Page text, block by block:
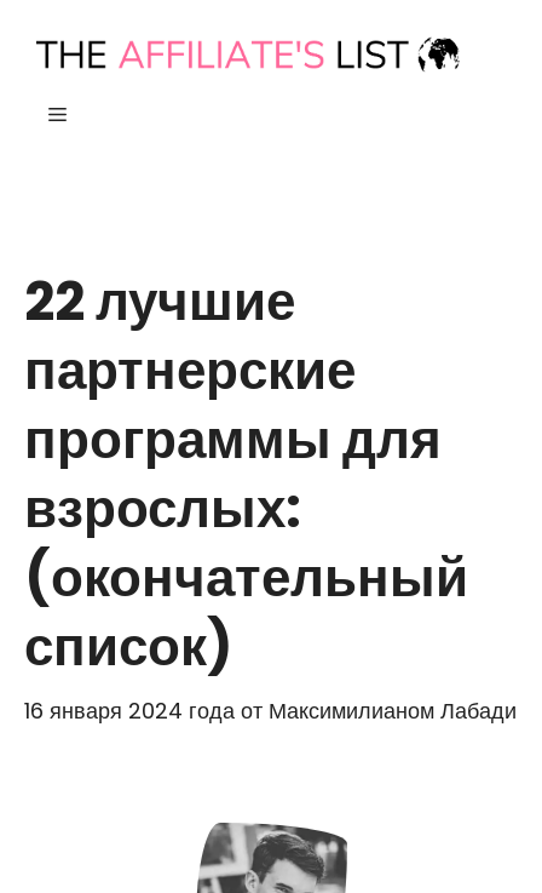
МЕНЮ
22 лучшие
партнерские
программы для
взрослых:
(окончательный
список)
16 января 2024 года от Максимилианом Лабади